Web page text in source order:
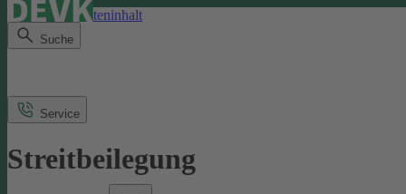
Direkt zum Seiteninhalt
Suche
Service
Streitbeilegung